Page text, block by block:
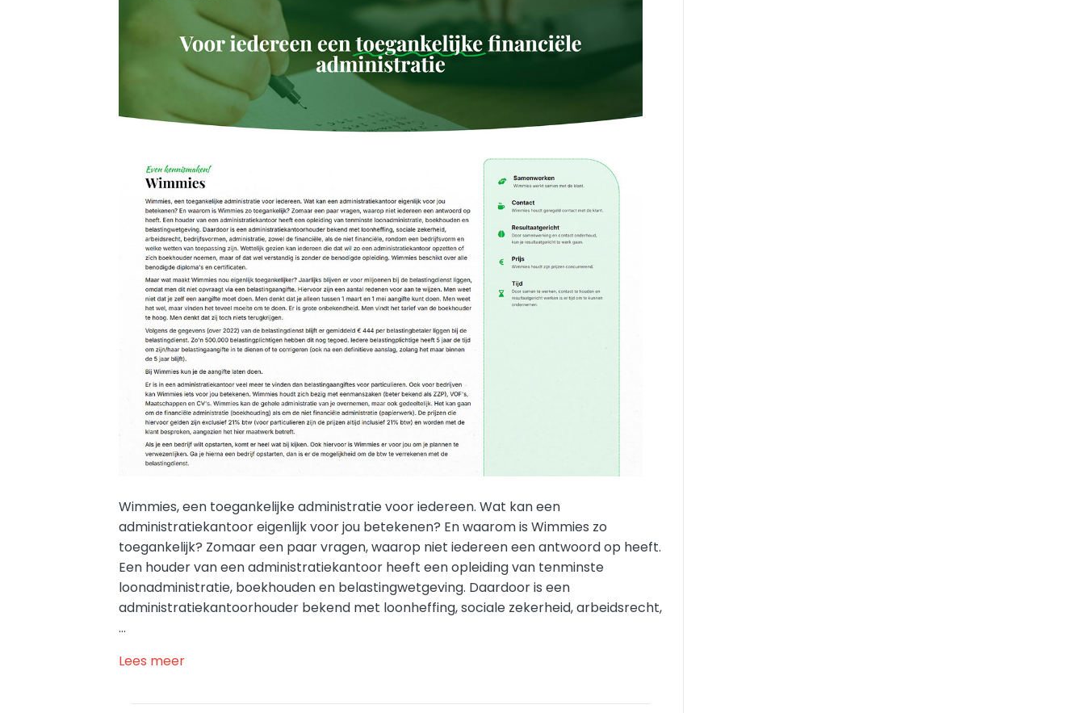
Wimmies, een toegankelijke administratie voor iedereen. Wat kan een
administratiekantoor eigenlijk voor jou betekenen? En waarom is Wimmies zo
toegankelijk? Zomaar een paar vragen, waarop niet iedereen een antwoord op heeft.
Een houder van een administratiekantoor heeft een opleiding van tenminste
loonadministratie, boekhouden en belastingwetgeving. Daardoor is een
administratiekantoorhouder bekend met loonheffing, sociale zekerheid, arbeidsrecht,
…
Lees meer